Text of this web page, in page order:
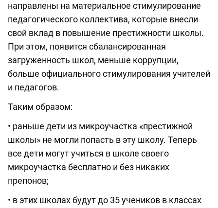
направлены на материальное стимулирование
педагогического коллектива, которые внесли
свой вклад в повышение престижности школы.
При этом, появится сбалансированная
загруженность школ, меньше коррупции,
больше официального стимулирования учителей
и педагогов.
Таким образом:
• раньше дети из микроучастка «престижной
школы» не могли попасть в эту школу. Теперь
все дети могут учиться в школе своего
микроучастка бесплатно и без никаких
препонов;
• в этих школах будут до 35 учеников в классах